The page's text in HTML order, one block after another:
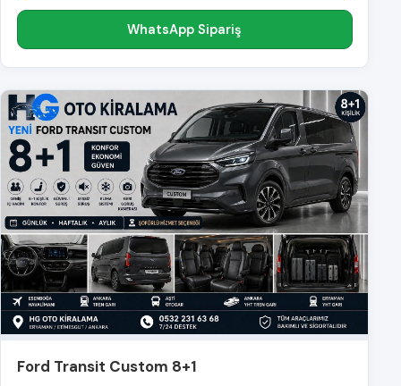
WhatsApp Sipariş
Ford Transit Custom 8+1